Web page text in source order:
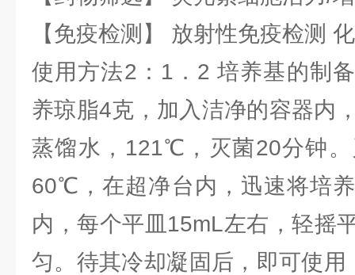
【免疫检测】 放射性免疫检测
使用方法2：1．2 培养基的制
养琼脂4克，加入洁净的容器内
蒸馏水，121℃，灭菌20分钟
60℃，在超净台内，迅速将培
内，每个平皿15mL左右，轻摇
匀。待其冷却凝固后，即可使